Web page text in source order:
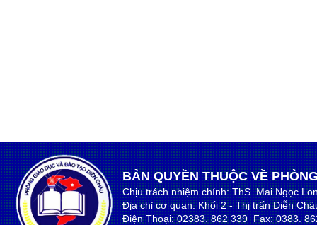
BẢN QUYỀN THUỘC VỀ
Chịu trách nhiệm chính: ThS. Mai Ngọc
Địa chỉ cơ quan: Khối 2 - Thị trấn Diễn
Điện Thoại: 02383. 862 339 Fax: 0383.